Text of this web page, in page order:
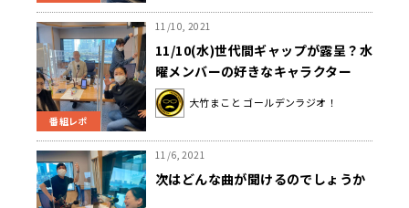
番組レポ
11/10, 2021
11/10(水)世代間ギャップが露呈？水
曜メンバーの好きなキャラクター
は？
大竹まこと ゴールデンラジオ！
11/6, 2021
次はどんな曲が聞けるのでしょうか